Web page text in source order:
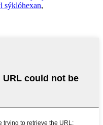
sýklóhexan,